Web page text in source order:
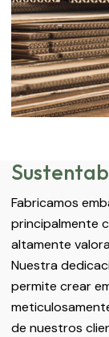
Fabricamos
principalmente
altamente
Nuestra
permite crear
de nuestros